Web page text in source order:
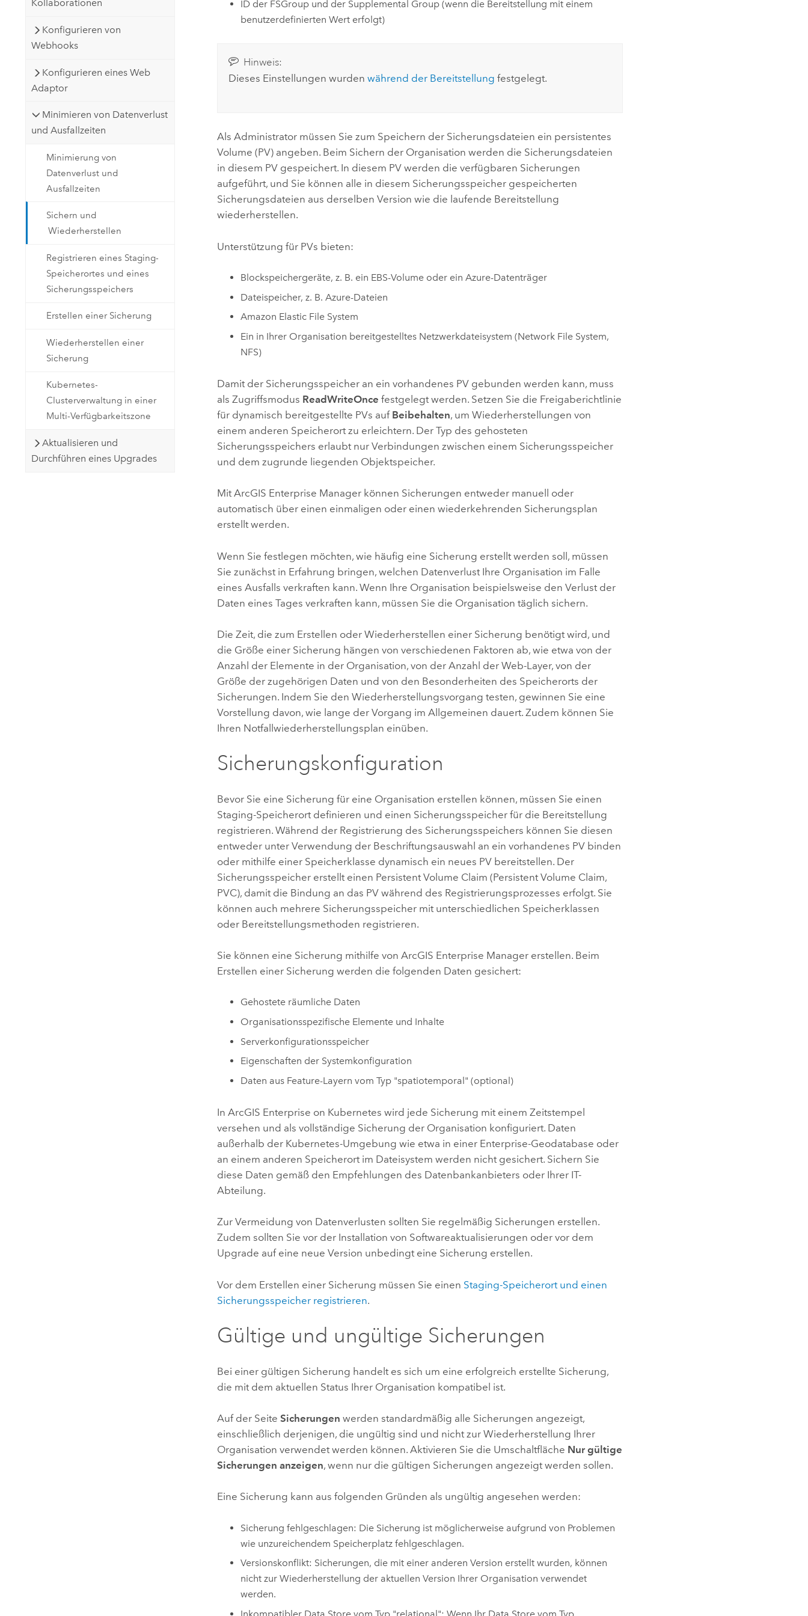
Kollaborationen
Konfigurieren von
Webhooks
Konfigurieren eines Web
Adaptor
Minimieren von Datenverlust
und Ausfallzeiten
Minimierung von
Datenverlust und
Ausfallzeiten
Sichern und
Wiederherstellen
Registrieren eines Staging-
Speicherortes und eines
Sicherungsspeichers
Erstellen einer Sicherung
Wiederherstellen einer
Sicherung
Kubernetes-
Clusterverwaltung in einer
Multi-Verfügbarkeitszone
Aktualisieren und
Durchführen eines Upgrades
ID der FSGroup und der Supplemental Group (wenn die Bereitstellung mit einem
benutzerdefinierten Wert erfolgt)
Hinweis:
Dieses Einstellungen wurden während der Bereitstellung festgelegt.
Als Administrator müssen Sie zum Speichern der Sicherungsdateien ein persistentes
Volume (PV) angeben. Beim Sichern der Organisation werden die Sicherungsdateien
in diesem PV gespeichert. In diesem PV werden die verfügbaren Sicherungen
aufgeführt, und Sie können alle in diesem Sicherungsspeicher gespeicherten
Sicherungsdateien aus derselben Version wie die laufende Bereitstellung
wiederherstellen.
Unterstützung für PVs bieten:
Blockspeichergeräte, z. B. ein EBS-Volume oder ein Azure-Datenträger
Dateispeicher, z. B. Azure-Dateien
Amazon Elastic File System
Ein in Ihrer Organisation bereitgestelltes Netzwerkdateisystem (Network File System,
NFS)
Damit der Sicherungsspeicher an ein vorhandenes PV gebunden werden kann, muss
als Zugriffsmodus ReadWriteOnce festgelegt werden. Setzen Sie die Freigaberichtlinie
für dynamisch bereitgestellte PVs auf Beibehalten, um Wiederherstellungen von
einem anderen Speicherort zu erleichtern. Der Typ des gehosteten
Sicherungsspeichers erlaubt nur Verbindungen zwischen einem Sicherungsspeicher
und dem zugrunde liegenden Objektspeicher.
MitArcGIS Enterprise Manager können Sicherungen entweder manuell oder
automatisch über einen einmaligen oder einen wiederkehrenden Sicherungsplan
erstellt werden.
Wenn Sie festlegen möchten, wie häufig eine Sicherung erstellt werden soll, müssen
Sie zunächst in Erfahrung bringen, welchen Datenverlust Ihre Organisation im Falle
eines Ausfalls verkraften kann. Wenn Ihre Organisation beispielsweise den Verlust der
Daten eines Tages verkraften kann, müssen Sie die Organisation täglich sichern.
Die Zeit, die zum Erstellen oder Wiederherstellen einer Sicherung benötigt wird, und
die Größe einer Sicherung hängen von verschiedenen Faktoren ab, wie etwa von der
Anzahl der Elemente in der Organisation, von der Anzahl der Web-Layer, von der
Größe der zugehörigen Daten und von den Besonderheiten des Speicherorts der
Sicherungen. Indem Sie den Wiederherstellungsvorgang testen, gewinnen Sie eine
Vorstellung davon, wie lange der Vorgang im Allgemeinen dauert. Zudem können Sie
Ihren Notfallwiederherstellungsplan einüben.
Sicherungskonfiguration
Bevor Sie eine Sicherung für eine Organisation erstellen können, müssen Sie einen
Staging-Speicherort definieren und einen Sicherungsspeicher für die Bereitstellung
registrieren. Während der Registrierung des Sicherungsspeichers können Sie diesen
entweder unter Verwendung der Beschriftungsauswahl an ein vorhandenes PV binden
oder mithilfe einer Speicherklasse dynamisch ein neues PV bereitstellen. Der
Sicherungsspeicher erstellt einen Persistent Volume Claim (Persistent Volume Claim,
PVC), damit die Bindung an das PV während des Registrierungsprozesses erfolgt. Sie
können auch mehrere Sicherungsspeicher mit unterschiedlichen Speicherklassen
oder Bereitstellungsmethoden registrieren.
Sie können eine Sicherung mithilfe vonArcGIS Enterprise Manager erstellen. Beim
Erstellen einer Sicherung werden die folgenden Daten gesichert:
Gehostete räumliche Daten
Organisationsspezifische Elemente und Inhalte
Serverkonfigurationsspeicher
Eigenschaften der Systemkonfiguration
Daten aus Feature-Layern vom Typ "spatiotemporal" (optional)
InArcGIS Enterprise on Kubernetes wird jede Sicherung mit einem Zeitstempel
versehen und als vollständige Sicherung der Organisation konfiguriert. Daten
außerhalb der Kubernetes-Umgebung wie etwa in einer Enterprise-Geodatabase oder
an einem anderen Speicherort im Dateisystem werden nicht gesichert. Sichern Sie
diese Daten gemäß den Empfehlungen des Datenbankanbieters oder Ihrer IT-
Abteilung.
Zur Vermeidung von Datenverlusten sollten Sie regelmäßig Sicherungen erstellen.
Zudem sollten Sie vor der Installation von Softwareaktualisierungen oder vor dem
Upgrade auf eine neue Version unbedingt eine Sicherung erstellen.
Vor dem Erstellen einer Sicherung müssen Sie einen Staging-Speicherort und einen
Sicherungsspeicher registrieren.
Gültige und ungültige Sicherungen
Bei einer gültigen Sicherung handelt es sich um eine erfolgreich erstellte Sicherung,
die mit dem aktuellen Status Ihrer Organisation kompatibel ist.
Auf der SeiteSicherungen werden standardmäßig alle Sicherungen angezeigt,
einschließlich derjenigen, die ungültig sind und nicht zur Wiederherstellung Ihrer
Organisation verwendet werden können. Aktivieren Sie die Umschaltfläche Nur gültige
Sicherungen anzeigen, wenn nur die gültigen Sicherungen angezeigt werden sollen.
Eine Sicherung kann aus folgenden Gründen als ungültig angesehen werden:
Sicherung fehlgeschlagen: Die Sicherung ist möglicherweise aufgrund von Problemen
wie unzureichendem Speicherplatz fehlgeschlagen.
Versionskonflikt: Sicherungen, die mit einer anderen Version erstellt wurden, können
nicht zur Wiederherstellung der aktuellen Version Ihrer Organisation verwendet
werden.